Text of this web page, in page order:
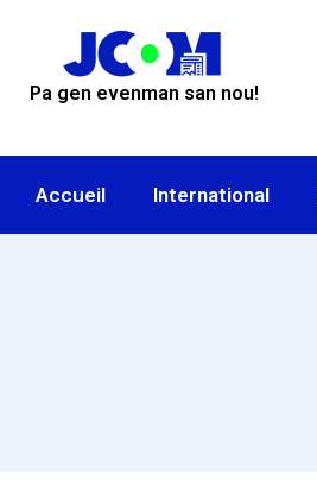
Pa gen evenman san nou!
Accueil International